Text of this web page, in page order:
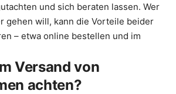
und sich beraten lassen. Wer
gehen will, kann die Vorteile beider
– etwa online bestellen und im
Versand von
achten?